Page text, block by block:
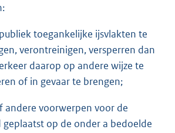
toegankelijke ijsvlakten te
verontreinigen, versperren dan
daarop op andere wijze te
of in gevaar te brengen;
andere voorwerpen voor de
geplaatst op de onder a bedoelde